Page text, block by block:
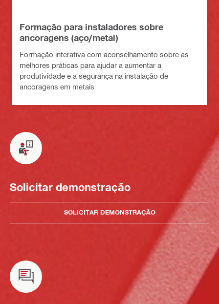
Formação para instaladores sobre
ancoragens (aço/metal)
Formação interativa com aconselhamento sobre as
melhores práticas para ajudar a aumentar a
produtividade e a segurança na instalação de
ancoragens em metais
Solicitar demonstração
SOLICITAR DEMONSTRAÇÃO